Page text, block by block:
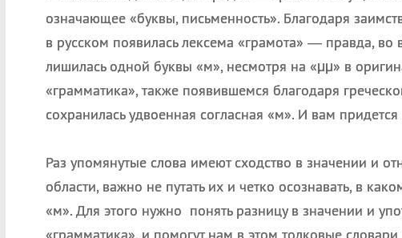
означающее «буквы, письменность». Благодаря
в русском появилась лексема «грамота» — правда, во
лишилась одной буквы «м», несмотря на «μμ» в
«грамматика», также появившемся благодаря
сохранилась удвоенная согласная «м». И вам придется
Раз упомянутые слова имеют сходство в значении и
области, важно не путать их и четко осознавать, в
«м». Для этого нужно понять разницу в значении и